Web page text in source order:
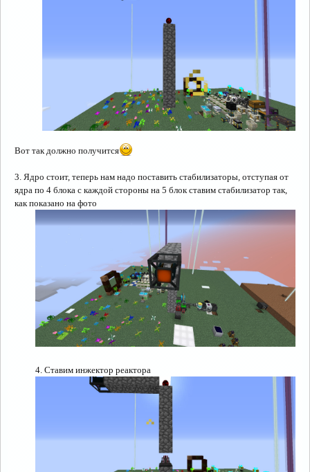
Вот так должно получится
3. Ядро стоит, теперь нам надо поставить стабилизаторы, отступая от
ядра по 4 блока с каждой стороны на 5 блок ставим стабилизатор так,
как показано на фото
4. Ставим инжектор реактора